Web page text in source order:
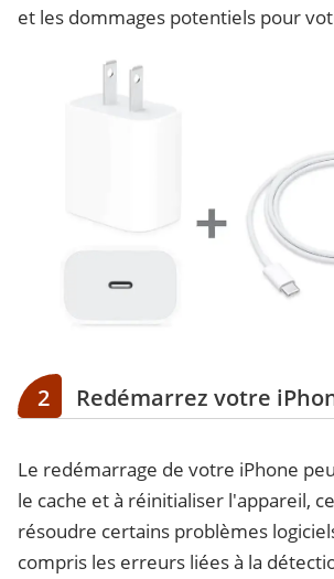
et les dommages potentiels pour
2 Redémarrez votre
Le redémarrage de votre iPhone
le cache et à réinitialiser l'appareil,
résoudre certains problèmes
compris les erreurs liées à la